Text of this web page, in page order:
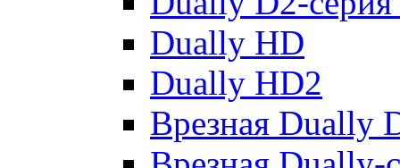
Dually HD
Dually HD2
Врезная Dually